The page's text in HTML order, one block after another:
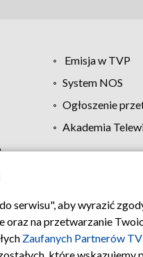
Emisja w TVP
System NOS
Ogłoszenie
Akademia
Regulamin TVP
serwisu", aby wyrazić
na przetwarzanie
Zaufanych Partnerów